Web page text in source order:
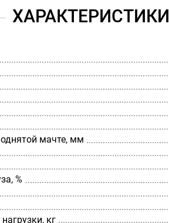
ХАРАКТЕРИСТИКИ
мачте, мм
%
кг